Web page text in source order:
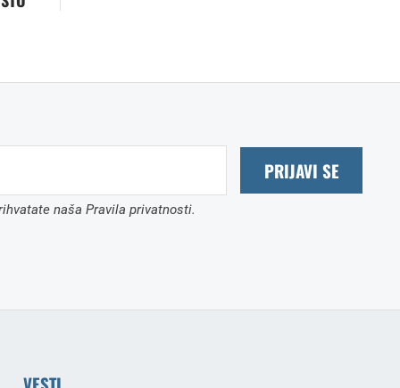
PRIJAVI SE
naša Pravila privatnosti.